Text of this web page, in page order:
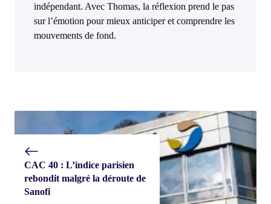
indépendant. Avec Thomas, la réflexion prend le pas
sur l’émotion pour mieux anticiper et comprendre les
mouvements de fond.
CAC 40 : L’indice parisien
rebondit malgré la déroute de
Sanofi